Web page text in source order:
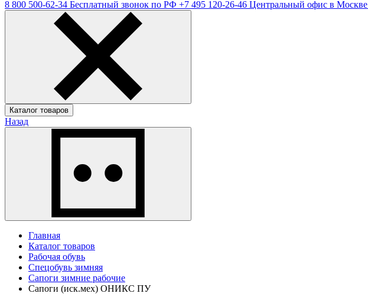
8 800 500-62-34 Бесплатный звонок по РФ +7 495 120-26-46 Центральный офис в Москве
Каталог товаров
Назад
Главная
Каталог товаров
Рабочая обувь
Спецобувь зимняя
Сапоги зимние рабочие
Сапоги (иск.мех) ОНИКС ПУ